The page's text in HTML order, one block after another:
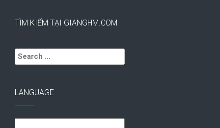
TÌM KIẾM TẠI GIANGHM.COM
Search
for:
LANGUAGE